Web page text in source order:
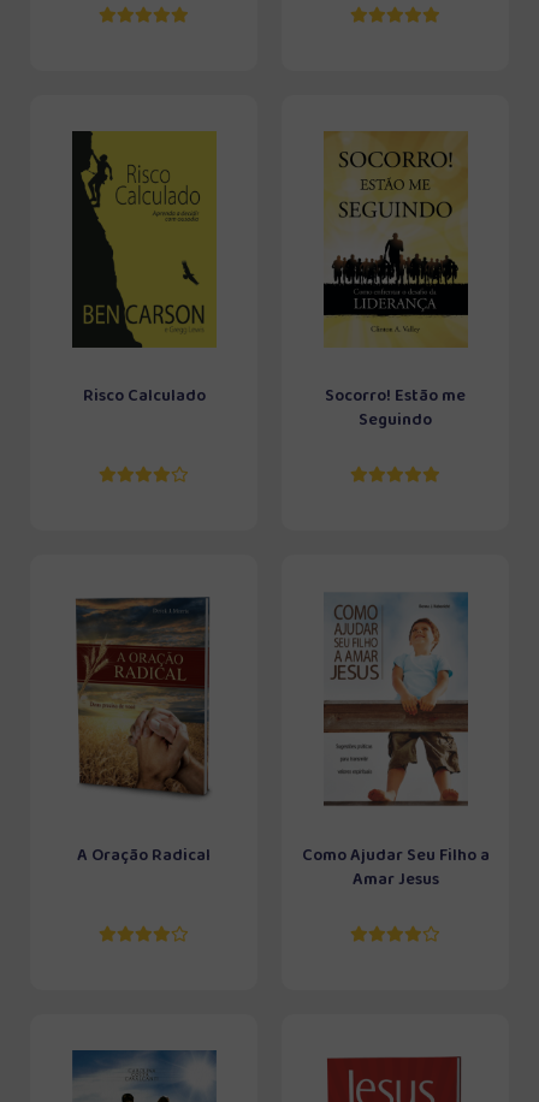
Risco Calculado
Socorro! Estão me
Seguindo
A Oração Radical
Como Ajudar Seu Filho a
Amar Jesus